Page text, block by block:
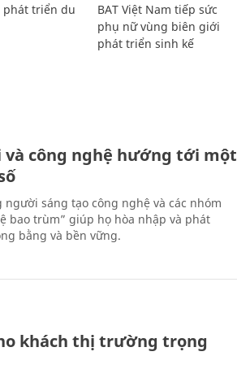
triển du
BAT Việt Nam tiếp sức
phụ nữ vùng biên giới
phát triển sinh kế
công nghệ hướng tới một
sáng tạo công nghệ và các nhóm
bao trùm” giúp họ hòa nhập và phát
bằng và bền vững.
khách thị trường trọng